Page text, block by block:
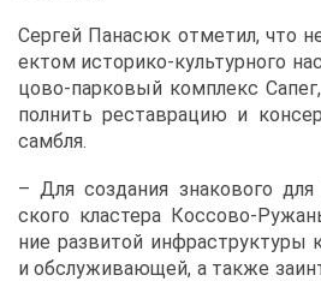
Сер­гей Па­на­сюк от­ме­тил, что
ек­том ис­то­ри­ко-куль­тур­но­го
цо­во-пар­ко­вый ком­плекс
пол­нить ре­став­ра­цию и
сам­бля.
– Для со­зда­ния зна­ко­во­го
ско­го кла­сте­ра Кос­со­во-
ние раз­ви­той ин­фра­струк­ту­ры
и об­слу­жи­ва­ю­щей, а та­к­же